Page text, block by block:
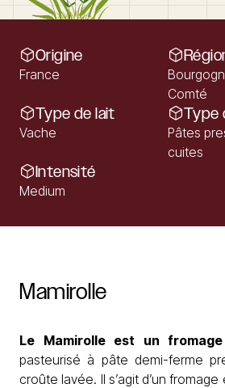
Origine
France
Comté
Type de lait
Vache
Type
Pâtes
cuites
Intensité
Medium
Mamirolle
Le Mamirolle est un fromage
pasteurisé à pâte demi-ferme
croûte lavée. Il s’agit d’un